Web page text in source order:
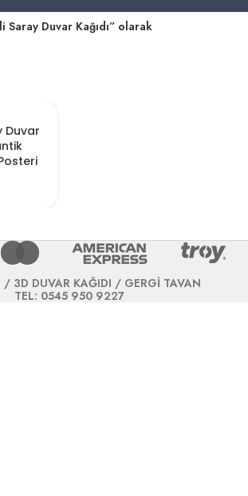
Duvar Kağıdı” olarak
Duvar
/ 3D DUVAR KAĞIDI / GERGİ TAVAN
TEL: 0545 950 9227